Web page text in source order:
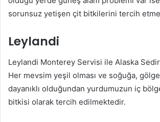
sorunsuz yetişen çit bitkilerini tercih
Leylandi
Leylandi Monterey Servisi ile Alaska
Her mevsim yeşil olması ve soğuğa,
dayanıklı olduğundan yurdumuzun iç
bitkisi olarak tercih edilmektedir.